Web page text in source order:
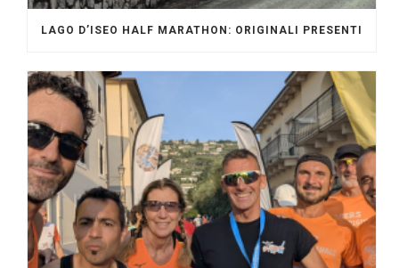
LAGO D’ISEO HALF MARATHON: ORIGINALI PRESENTI